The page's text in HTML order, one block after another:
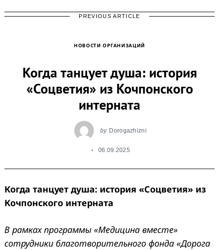
PREVIOUS ARTICLE
НОВОСТИ ОРГАНИЗАЦИЙ
Когда танцует душа: история
«Соцветия» из Кочпонского
интерната
by Dorogazhizni
06.09.2025
Когда танцует душа: история «Соцветия» из
Кочпонского интерната
В рамках программы «Медицина вместе»
сотрудники благотворительного фонда «Дорога